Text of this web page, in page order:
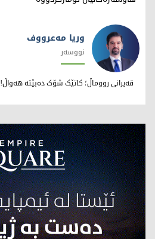
وریا مەعرووف
وریا مەعرووف
نووسەر
قەیرانی رووماڵ؛ کاتێک شۆک دەبێتە هەواڵ!